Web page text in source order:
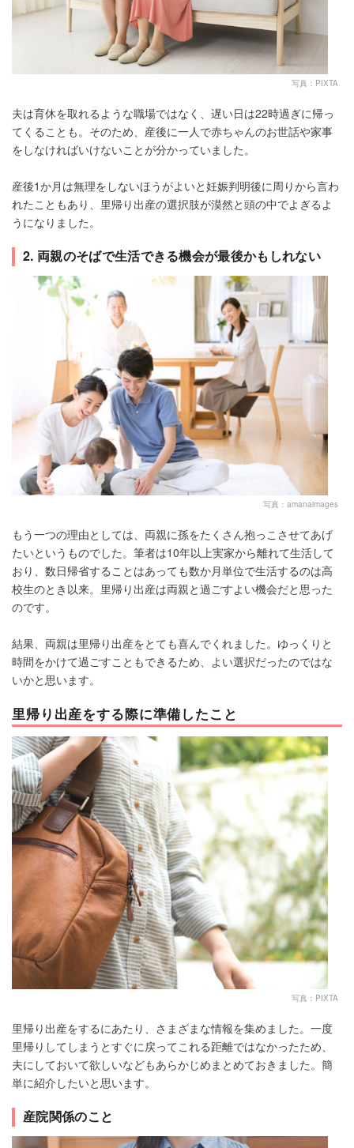
写真：PIXTA
夫は育休を取れるような職場ではなく、遅い日は22時過ぎに帰っ
てくることも。そのため、産後に一人で赤ちゃんのお世話や家事
をしなければいけないことが分かっていました。
産後1か月は無理をしないほうがよいと妊娠判明後に周りから言わ
れたこともあり、里帰り出産の選択肢が漠然と頭の中でよぎるよ
うになりました。
2. 両親のそばで生活できる機会が最後かもしれない
写真：amanaimages
もう一つの理由としては、両親に孫をたくさん抱っこさせてあげ
たいというものでした。筆者は10年以上実家から離れて生活して
おり、数日帰省することはあっても数か月単位で生活するのは高
校生のとき以来。里帰り出産は両親と過ごすよい機会だと思った
のです。
結果、両親は里帰り出産をとても喜んでくれました。ゆっくりと
時間をかけて過ごすこともできるため、よい選択だったのではな
いかと思います。
里帰り出産をする際に準備したこと
写真：PIXTA
里帰り出産をするにあたり、さまざまな情報を集めました。一度
里帰りしてしまうとすぐに戻ってこれる距離ではなかったため、
夫にしておいて欲しいなどもあらかじめまとめておきました。簡
単に紹介したいと思います。
産院関係のこと